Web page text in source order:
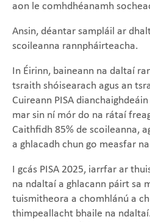
aon le comhdhéanamh
Ansin, déantar sampláil ar
scoileanna rannpháirteacha.
In Éirinn, baineann na daltaí
tsraith shóisearach agus an
Cuireann PISA
mar sin ní mór do na rátaí
Caithfidh 85% de scoileanna,
a ghlacadh chun go measfar
I gcás PISA 2025, iarrfar ar
na ndaltaí a ghlacann páirt sa
tuismitheora a chomhlánú a
thimpeallacht bhaile na